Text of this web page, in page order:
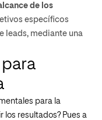
de los
específicos
leads, mediante una
para la
resultados? Pues a